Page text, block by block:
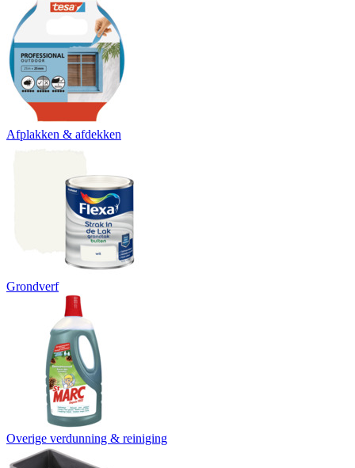
Afplakken & afdekken
Grondverf
Overige verdunning & reiniging